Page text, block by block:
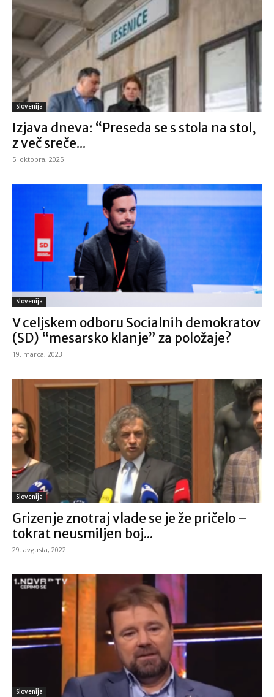
Slovenija
Izjava dneva: “Preseda se s stola na stol,
z več sreče...
5. oktobra, 2025
Slovenija
V celjskem odboru Socialnih demokratov
(SD) “mesarsko klanje” za položaje?
19. marca, 2023
Slovenija
Grizenje znotraj vlade se je že pričelo –
tokrat neusmiljen boj...
29. avgusta, 2022
Slovenija